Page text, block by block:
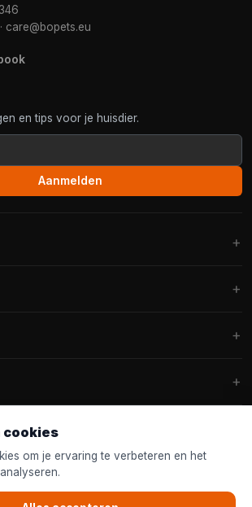
· care@bopets.eu
en tips voor je huisdier.
Aanmelden
Coon
cookies
om je ervaring te verbeteren en het